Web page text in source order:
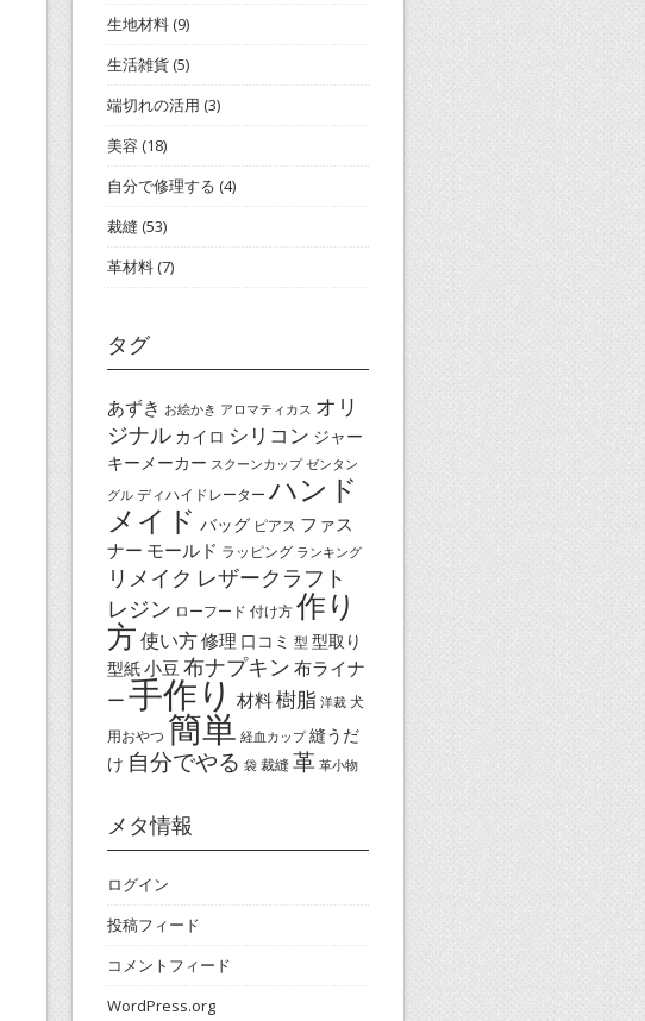
生地材料(9)
生活雑貨(5)
端切れの活用 (3)
美容 (18)
自分で修理する (4)
裁縫 (53)
革材料(7)
タグ
あずき お絵かき アロマティカス オリ
ジナル カイロ シリコン ジャー
キーメーカー スクーンカップ ゼンタン
グル ディハイドレーター ハンド
メイド バッグ ピアス ファス
ナー モールド ラッピング ランキング
リメイク レザークラフト
レジン ローフード 付け方作り
方使い方修理 口コミ 型 型取り
型紙小豆 布ナプキン 布ライナ
ー 手作り 材料樹脂 洋裁 犬
用おやつ 簡単 経血カップ 縫うだ
け 自分でやる 袋 裁縫革 革小物
メタ情報
ログイン
投稿フィード
コメントフィード
WordPress.org